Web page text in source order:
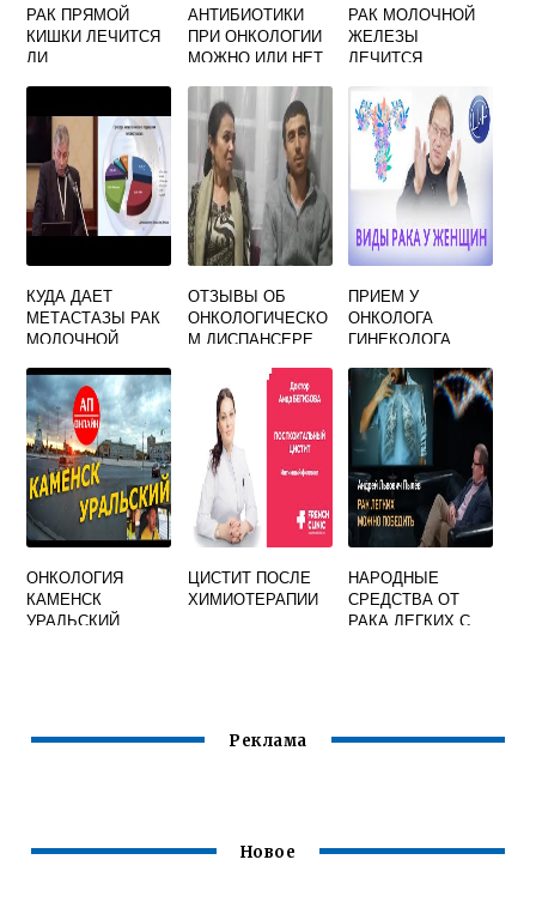
РАК ПРЯМОЙ
КИШКИ ЛЕЧИТСЯ
ЛИ
АНТИБИОТИКИ
ПРИ ОНКОЛОГИИ
МОЖНО ИЛИ НЕТ
РАК МОЛОЧНОЙ
ЖЕЛЕЗЫ
ЛЕЧИТСЯ
КУДА ДАЕТ
МЕТАСТАЗЫ РАК
МОЛОЧНОЙ
ОТЗЫВЫ ОБ
ОНКОЛОГИЧЕСКО
М ДИСПАНСЕРЕ
ПРИЕМ У
ОНКОЛОГА
ГИНЕКОЛОГА
ОНКОЛОГИЯ
КАМЕНСК
УРАЛЬСКИЙ
ЦИСТИТ ПОСЛЕ
ХИМИОТЕРАПИИ
НАРОДНЫЕ
СРЕДСТВА ОТ
РАКА ЛЕГКИХ С
Реклама
Новое